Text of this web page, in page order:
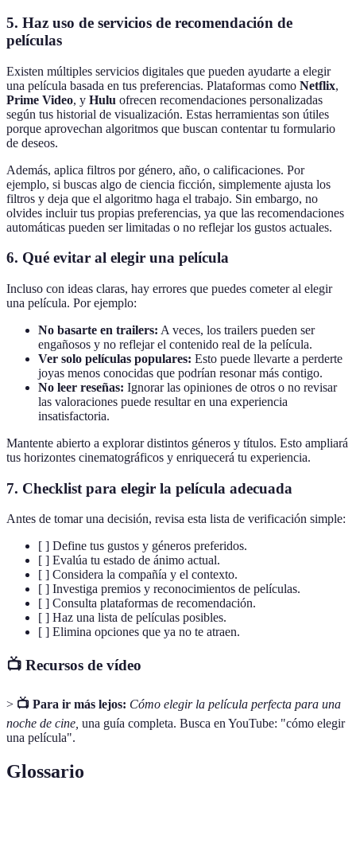
5. Haz uso de servicios de recomendación de
películas
Existen múltiples servicios digitales que pueden ayudarte a elegir
una película basada en tus preferencias. Plataformas como Netflix,
Prime Video, y Hulu ofrecen recomendaciones personalizadas
según tus historial de visualización. Estas herramientas son útiles
porque aprovechan algoritmos que buscan contentar tu formulario
de deseos.
Además, aplica filtros por género, año, o calificaciones. Por
ejemplo, si buscas algo de ciencia ficción, simplemente ajusta los
filtros y deja que el algoritmo haga el trabajo. Sin embargo, no
olvides incluir tus propias preferencias, ya que las recomendaciones
automáticas pueden ser limitadas o no reflejar los gustos actuales.
6. Qué evitar al elegir una película
Incluso con ideas claras, hay errores que puedes cometer al elegir
una película. Por ejemplo:
No basarte en trailers: A veces, los trailers pueden ser
engañosos y no reflejar el contenido real de la película.
Ver solo películas populares: Esto puede llevarte a perderte
joyas menos conocidas que podrían resonar más contigo.
No leer reseñas: Ignorar las opiniones de otros o no revisar
las valoraciones puede resultar en una experiencia
insatisfactoria.
Mantente abierto a explorar distintos géneros y títulos. Esto ampliará
tus horizontes cinematográficos y enriquecerá tu experiencia.
7. Checklist para elegir la película adecuada
Antes de tomar una decisión, revisa esta lista de verificación simple:
[ ] Define tus gustos y géneros preferidos.
[ ] Evalúa tu estado de ánimo actual.
[ ] Considera la compañía y el contexto.
[ ] Investiga premios y reconocimientos de películas.
[ ] Consulta plataformas de recomendación.
[ ] Haz una lista de películas posibles.
[ ] Elimina opciones que ya no te atraen.
📺 Recursos de vídeo
> 📺 Para ir más lejos: Cómo elegir la película perfecta para una
noche de cine, una guía completa. Busca en YouTube: "cómo elegir
una película".
Glossario